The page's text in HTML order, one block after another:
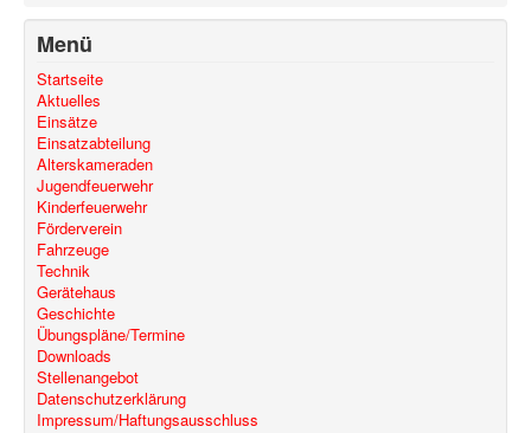
Menü
Startseite
Aktuelles
Einsätze
Einsatzabteilung
Alterskameraden
Jugendfeuerwehr
Kinderfeuerwehr
Förderverein
Fahrzeuge
Technik
Gerätehaus
Geschichte
Übungspläne/Termine
Downloads
Stellenangebot
Datenschutzerklärung
Impressum/Haftungsausschluss